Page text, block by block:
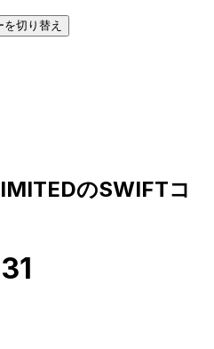
を切り替え
のSWIFTコ